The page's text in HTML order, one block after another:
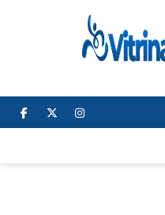
facebook
twitterinstagram